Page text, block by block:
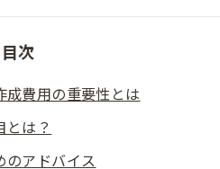
目次
成費用の重要性とは
は？
のアドバイス